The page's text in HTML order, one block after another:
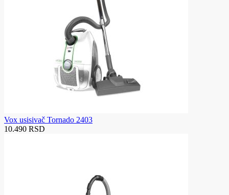
Vox usisivač Tornado 2403
10.490 RSD